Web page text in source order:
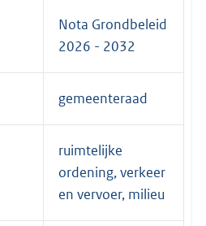
Nota Grondbeleid
2026 - 2032
gemeenteraad
ruimtelijke
ordening, verkeer
en vervoer, milieu